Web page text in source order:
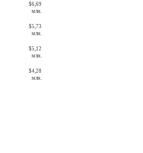
$6,69
млн.
$5,73
млн.
$5,12
млн.
$4,28
млн.